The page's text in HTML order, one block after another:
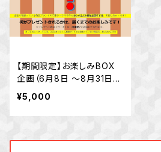
【期間限定】お楽しみBOX
企画（6月8日 ～8月31日ま
で）
¥5,000